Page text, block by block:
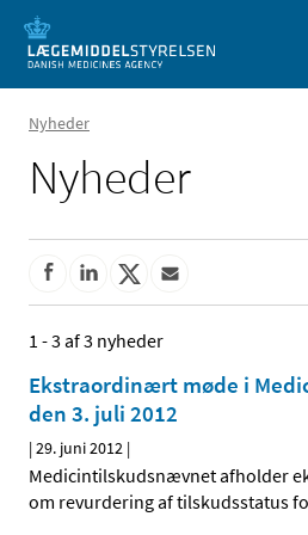
Nyheder
Nyheder
1 - 3 af 3 nyheder
Ekstraordinært møde i
den 3. juli 2012
|29. juni 2012 |
Medicintilskudsnævnet afholder
om revurdering af tilskudsstatus